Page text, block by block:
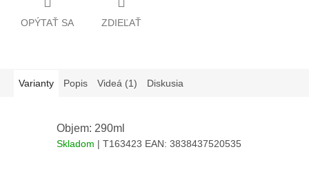
OPÝTAŤ SA ZDIEĽAŤ
Varianty Popis Videá (1) Diskusia
Objem: 290ml
Skladom | T163423 EAN: 3838437520535